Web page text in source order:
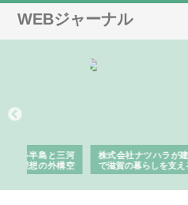
WEBジャーナル
株式会社ナツハラが建設と鋲螺
で滋賀の暮らしを支える理由